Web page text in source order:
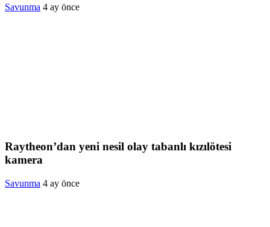
Savunma 4 ay önce
Raytheon’dan yeni nesil olay tabanlı kızılötesi
kamera
Savunma 4 ay önce